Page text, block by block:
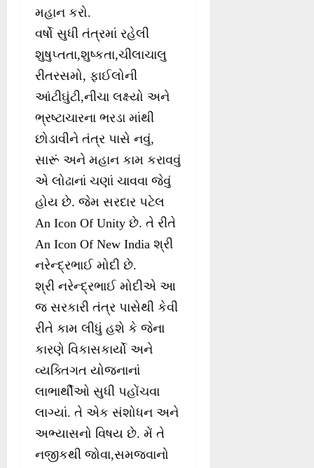
મહાન કરો.
વર્ષો સુધી તંત્રમાં રહેલી
શુષુપ્તતા,શુષ્કતા,ચીલાચાલુ
રીતરસમો, ફાઈલોની
આંટીઘુંટી,નીચા લક્ષ્યો અને
ભ્રષ્ટાચારના ભરડા માંથી
છોડાવીને તંત્ર પાસે નવું,
સારૂં અને મહાન કામ કરાવવું
એ લોઢાનાં ચણાં ચાવવા જેવું
હોય છે. જેમ સરદાર પટેલ
An Icon Of Unity છે. તે રીતે
An Icon Of New India શ્રી
નરેન્દ્રભાઈ મોદી છે.
શ્રી નરેન્દ્રભાઈ મોદીએ આ
જ સરકારી તંત્ર પાસેથી કેવી
રીતે કામ લીધું હશે કે જેના
કારણે વિકાસકાર્યો અને
વ્યક્તિગત યોજનાનાં
લાભાર્થીઓ સુધી પહોંચવા
લાગ્યાં. તે એક સંશોધન અને
અભ્યાસનો વિષય છે. મેં તે
નજીકથી જોવા,સમજવાનો